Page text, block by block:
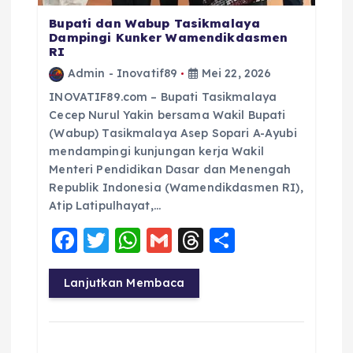
Bupati dan Wabup Tasikmalaya
Dampingi Kunker Wamendikdasmen
RI
Admin - Inovatif89
Mei 22, 2026
INOVATIF89.com – Bupati Tasikmalaya
Cecep Nurul Yakin bersama Wakil Bupati
(Wabup) Tasikmalaya Asep Sopari A-Ayubi
mendampingi kunjungan kerja Wakil
Menteri Pendidikan Dasar dan Menengah
Republik Indonesia (Wamendikdasmen RI),
Atip Latipulhayat,…
F
a
c
e
T
w
it
te
W
h
a
ts
G
m
ai
l
T
a re
Lanjutkan Membaca